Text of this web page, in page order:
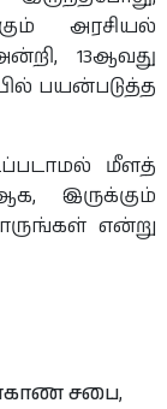
அரசியல்
13ஆவது
பயன்படுத்த
மீளத்
இருக்கும்
என்று
சபை,